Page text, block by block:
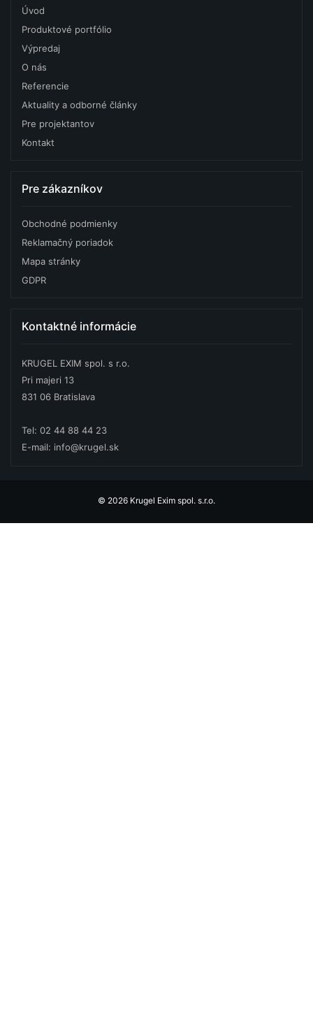
Úvod
Produktové portfólio
Výpredaj
O nás
Referencie
Aktuality a odborné články
Pre projektantov
Kontakt
Pre zákazníkov
Obchodné podmienky
Reklamačný poriadok
Mapa stránky
GDPR
Kontaktné informácie
KRUGEL EXIM spol. s r.o.
Pri majeri 13
831 06 Bratislava
Tel: 02 44 88 44 23
E-mail: info@krugel.sk
© 2026 Krugel Exim spol. s.r.o.